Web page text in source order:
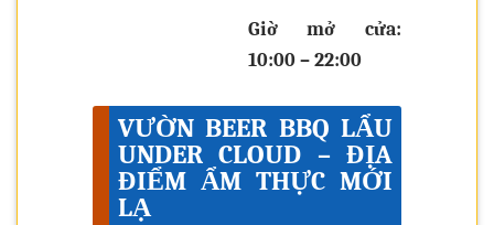
Giờ mở cửa:
10:00 – 22:00
VƯỜN BEER BBQ LẨU
UNDER CLOUD – ĐỊA
ĐIỂM ẨM THỰC MỚI
LẠ